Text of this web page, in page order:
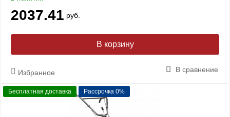
2037.41 руб.
В корзину
Избранное В сравнение
Бесплатная доставка Рассрочка 0%